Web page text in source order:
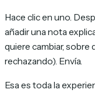
Hace clic en uno.
añadir una nota
quiere cambiar,
rechazando). Envía.
Esa es toda la